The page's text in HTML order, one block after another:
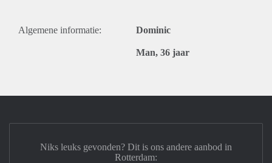
Algemene informatie: Dominic
Man, 36 jaar
Niks leuks gevonden? Dit is ons andere aanbod in
Rotterdam: